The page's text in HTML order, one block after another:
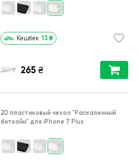
Кешбек 13 ₴
380 ₴ 265 ₴
2D пластиковый чехол "Раскаленный
биткойн" для iPhone 7 Plus